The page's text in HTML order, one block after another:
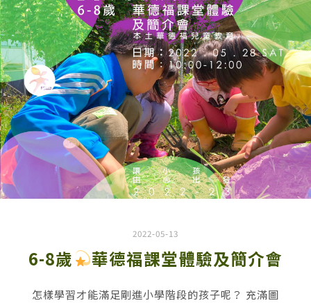
2022-05-13
6-8歲 華德福課堂體驗及簡介會
怎樣學習才能滿足剛進小學階段的孩子呢？ 充滿圖